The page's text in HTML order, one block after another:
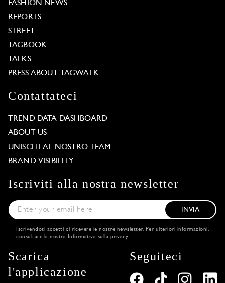
FASHION NEWS
REPORTS
STREET
TAGBOOK
TALKS
PRESS ABOUT TAGWALK
Contattateci
TREND DATA DASHBOARD
ABOUT US
UNISCITI AL NOSTRO TEAM
BRAND VISIBILITY
Iscriviti alla nostra newsletter
INVIA
Iscrivendoti accetti di ricevere le nostre newsletter. Per ulteriori informazioni,
consultare la nostra
Informativa sulla privacy.
Scarica
l'applicazione
Seguiteci